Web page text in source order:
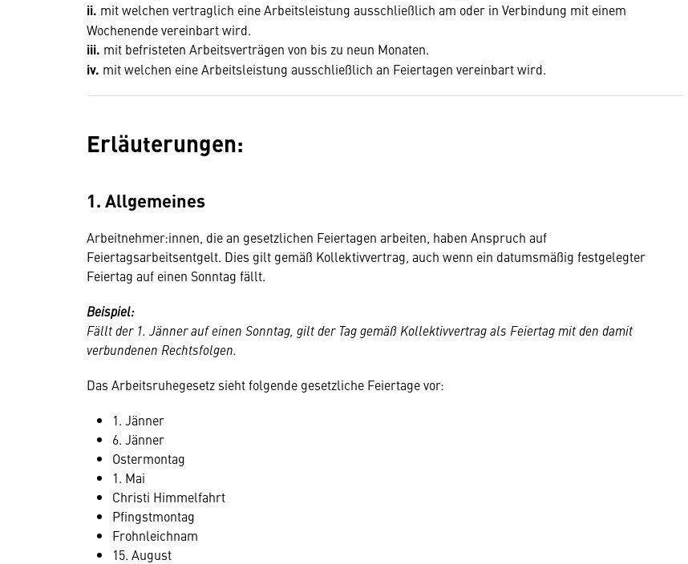
ii. mit welchen vertraglich eine Arbeitsleistung ausschließlich am oder in Verbindung mit einem
Wochenende vereinbart wird.
iii. mit befristeten Arbeitsverträgen von bis zu neun Monaten.
iv. mit welchen eine Arbeitsleistung ausschließlich an Feiertagen vereinbart wird.
Erläuterungen:
1. Allgemeines
Arbeitnehmer:innen, die an gesetzlichen Feiertagen arbeiten, haben Anspruch auf
Feiertagsarbeitsentgelt. Dies gilt gemäß Kollektivvertrag, auch wenn ein datumsmäßig festgelegter
Feiertag auf einen Sonntag fällt.
Beispiel:
Fällt der 1. Jänner auf einen Sonntag, gilt der Tag gemäß Kollektivvertrag als Feiertag mit den damit
verbundenen Rechtsfolgen.
Das Arbeitsruhegesetz sieht folgende gesetzliche Feiertage vor:
1. Jänner
6. Jänner
Ostermontag
1. Mai
Christi Himmelfahrt
Pfingstmontag
Frohnleichnam
15. August